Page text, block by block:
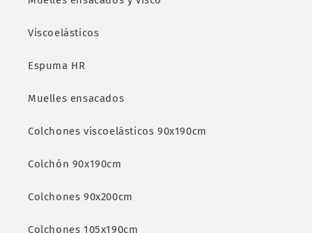
Viscoelásticos
Espuma HR
Muelles ensacados
Colchones viscoelásticos 90x190cm
Colchón 90x190cm
Colchones 90x200cm
Colchones 105x190cm